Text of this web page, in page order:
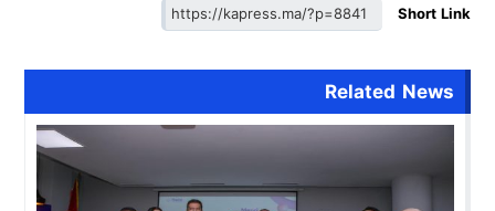
Short Link
Related News